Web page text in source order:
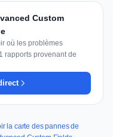
Custom
où les problèmes
rapports provenant de
la carte des pannes de